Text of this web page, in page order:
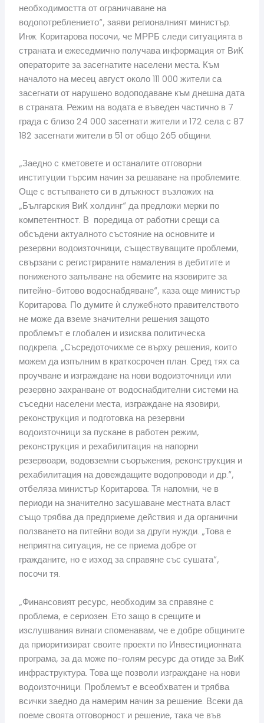
необходимостта от ограничаване на
водопотреблението“, заяви регионалният министър.
Инж. Коритарова посочи, че МРРБ следи ситуацията в
страната и ежеседмично получава информация от ВиК
операторите за засегнатите населени места. Към
началото на месец август около 111 000 жители са
засегнати от нарушено водоподаване към днешна дата
в страната. Режим на водата е въведен частично в 7
града с близо 24 000 засегнати жители и 172 села с 87
182 засегнати жители в 51 от общо 265 общини.
„Заедно с кметовете и останалите отговорни
институции търсим начин за решаване на проблемите.
Още с встъпването си в длъжност възложих на
„Българския ВиК холдинг“ да предложи мерки по
компетентност. В поредица от работни срещи са
обсъдени актуалното състояние на основните и
резервни водоизточници, съществуващите проблеми,
свързани с регистрираните намаления в дебитите и
пониженото запълване на обемите на язовирите за
питейно-битово водоснабдяване“, каза още министър
Коритарова. По думите ѝ служебното правителството
не може да вземе значителни решения защото
проблемът е глобален и изисква политическа
подкрепа. „Съсредоточихме се върху решения, които
можем да изпълним в краткосрочен план. Сред тях са
проучване и изграждане на нови водоизточници или
резервно захранване от водоснабдителни системи на
съседни населени места, изграждане на язовири,
реконструкция и подготовка на резервни
водоизточници за пускане в работен режим,
реконструкция и рехабилитация на напорни
резервоари, водовземни съоръжения, реконструкция и
рехабилитация на довеждащите водопроводи и др.“,
отбеляза министър Коритарова. Тя напомни, че в
периоди на значително засушаване местната власт
също трябва да предприеме действия и да органични
ползването на питейни води за други нужди. „Това е
неприятна ситуация, не се приема добре от
гражданите, но е изход за справяне със сушата“,
посочи тя.
„Финансовият ресурс, необходим за справяне с
проблема, е сериозен. Ето защо в срещите и
изслушвания винаги споменавам, че е добре общините
да приоритизират своите проекти по Инвестиционната
програма, за да може по-голям ресурс да отиде за ВиК
инфраструктура. Това ще позволи изграждане на нови
водоизточници. Проблемът е всеобхватен и трябва
всички заедно да намерим начин за решение. Всеки да
поеме своята отговорност и решение, така че във